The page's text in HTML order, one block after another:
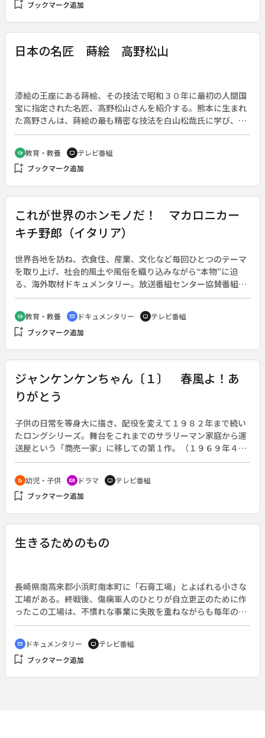
によると、浜田は離婚問題で生命を狙われているらしい。
bookmark_add ブックマーク追加
日本の名匠 蒔絵 高野松山
漆絵の王座にある蒔絵、その技法で昭和３０年に最初の人間国
宝に指定された名匠、高野松山さんを紹介する。熊本に生まれ
た高野さんは、蒔絵の最も精密な技法を白山松哉氏に学び、松
山の名をうけ、白山派蒔絵の多彩な技術を駆使しながら近代蒔
絵の確立に力を注いだ。その優美で格調高い作品は、伝統をき
り拓き、修練をつんだ賜物であり、番組では、一千種をこえる
道具を自在に使い、香合の高蒔絵を制作する姿を追う。
school 教育・教養 tv テレビ番組
bookmark_add ブックマーク追加
これが世界のホンモノだ！ マカロニカー
キチ野郎（イタリア）
世界各地を訪ね、衣食住、産業、文化など毎回ひとつのテーマ
を取り上げ、社会的風土や風俗を織り込みながら“本物”に迫
る、海外取材ドキュメンタリー。放送番組センター協賛番組。
（１９６９年１０月５日～１９７０年３月２９日放送、全２６
回）◆今回の主役は、イタリアの熱狂的なクルマ好きの男た
ち。イタリアでは、実用性重視の小型車はもちろん、趣味性・
デザイン性を重視した高級車や、高速を目指すレース用のクル
車修理工場で働く青年、スポーツカーの開発者など、クルマに
情熱を注ぐイタリア人男性たちを追う。
school 教育・教養 cinematic_blur ドキュメンタリー tv テレビ番組
bookmark_add ブックマーク追加
ジャンケンケンちゃん〔１〕 春風よ！あ
りがとう
子供の日常を等身大に描き、配役を変えて１９８２年まで続い
たロングシリーズ。舞台をこれまでのサラリーマン家庭から運
送屋という「商売一家」に移しての第１作。（１９６９年４月
３日～１９７０年２月２６日放送）◆新しいすてきなシャツを
買ってもらったケンちゃん（宮脇康之）は嬉しくてみんなに見
せる。近所のお兄さんに、お父さんやお母さんに「ありがと
う」といえばもっといいことがあるといわれ、実行しようとす
なぜありがとうといわないといけないのか悩んでしまう。モノ
クロ作品。
crib 幼児・子供 recent_actors ドラマ tv テレビ番組
bookmark_add ブックマーク追加
生きるためのもの
長崎県南高来郡小浜町南本町に「石膏工場」とよばれる小さな
工場がある。終戦後、傷痍軍人のひとりが自立更正のために作
ったこの工場は、不慣れな事業に失敗を重ねながらも毎年の干
支動物を作り続けた。今では県下の美術教育の縁の下の力もち
として、美術教室にブロンズ像を納入している。国や県から補
助も受けず、身障者をいつでも受け入れ、自立の工場運営を続
けている。弱者の味方、不屈の人間像をつづる。
cinematic_blur ドキュメンタリー tv テレビ番組
bookmark_add ブックマーク追加